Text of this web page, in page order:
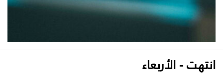
انتهت - الأربعاء